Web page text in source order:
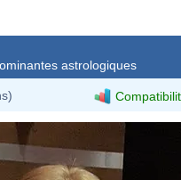
astrologiques